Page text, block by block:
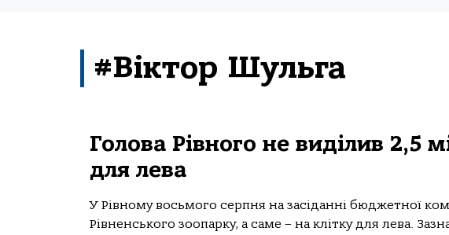
#Віктор Шульга
Голова Рівного не виділив 2,5
для лева
У Рівному восьмого серпня на засіданні бюджетної
Рівненського зоопарку, а саме – на клітку для лева.